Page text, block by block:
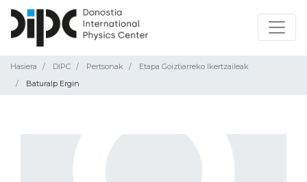
Hasiera DIPC Pertsonak
Etapa Goiztiarreko Ikertzaileak
Baturalp Ergin